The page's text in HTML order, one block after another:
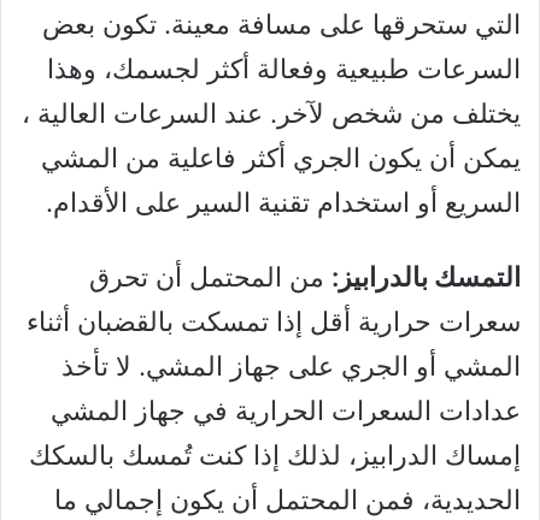
التي ستحرقها على مسافة معينة. تكون بعض
السرعات طبيعية وفعالة أكثر لجسمك، وهذا
يختلف من شخص لآخر. عند السرعات العالية ،
يمكن أن يكون الجري أكثر فاعلية من المشي
السريع أو استخدام تقنية السير على الأقدام.
التمسك بالدرابيز: من المحتمل أن تحرق
سعرات حرارية أقل إذا تمسكت بالقضبان أثناء
المشي أو الجري على جهاز المشي. لا تأخذ
عدادات السعرات الحرارية في جهاز المشي
إمساك الدرابيز، لذلك إذا كنت تُمسك بالسكك
الحديدية، فمن المحتمل أن يكون إجمالي ما